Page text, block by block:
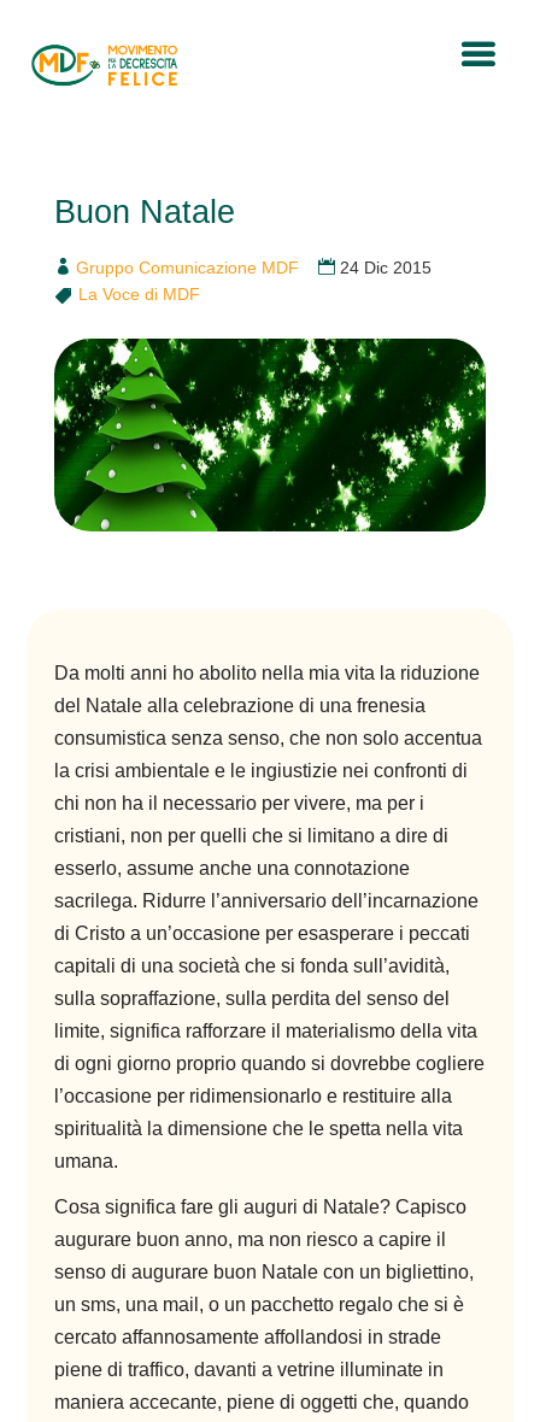
Buon Natale
Gruppo Comunicazione MDF 24 Dic 2015
 La Voce di MDF
Da molti anni ho abolito nella mia vita la riduzione
del Natale alla celebrazione di una frenesia
consumistica senza senso, che non solo accentua
la crisi ambientale e le ingiustizie nei confronti di
chi non ha il necessario per vivere, ma per i
cristiani, non per quelli che si limitano a dire di
esserlo, assume anche una connotazione
sacrilega. Ridurre l’anniversario dell’incarnazione
di Cristo a un’occasione per esasperare i peccati
capitali di una società che si fonda sull’avidità,
sulla sopraffazione, sulla perdita del senso del
limite, significa rafforzare il materialismo della vita
di ogni giorno proprio quando si dovrebbe cogliere
l’occasione per ridimensionarlo e restituire alla
spiritualità la dimensione che le spetta nella vita
umana.
Cosa significa fare gli auguri di Natale? Capisco
augurare buon anno, ma non riesco a capire il
senso di augurare buon Natale con un bigliettino,
un sms, una mail, o un pacchetto regalo che si è
cercato affannosamente affollandosi in strade
piene di traffico, davanti a vetrine illuminate in
maniera accecante, piene di oggetti che, quando